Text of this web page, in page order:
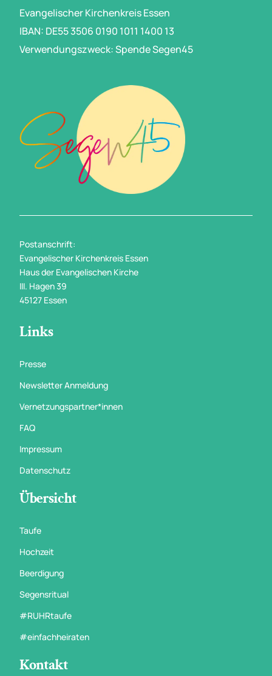
Evangelischer Kirchenkreis Essen
IBAN: DE55 3506 0190 1011 1400 13
Verwendungszweck: Spende Segen45
Postanschrift:
Evangelischer Kirchenkreis Essen
Haus der Evangelischen Kirche
III. Hagen 39
45127 Essen
Links
Presse
Newsletter Anmeldung
Vernetzungspartner*innen
FAQ
Impressum
Datenschutz
Übersicht
Taufe
Hochzeit
Beerdigung
Segensritual
#RUHRtaufe
#einfachheiraten
Kontakt